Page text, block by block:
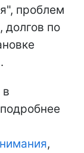
проблем
долгов по
,